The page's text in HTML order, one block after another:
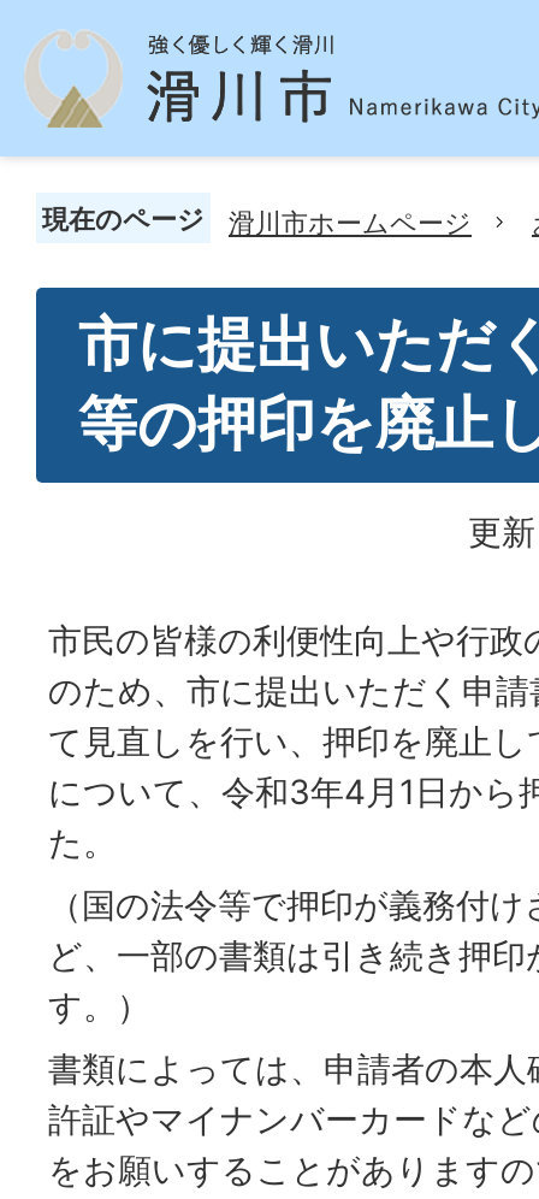
現在のページ 滑川市ホームページ
市に提出いただ
等の押印を廃止
更
市民の皆様の利便性向上や行
のため、市に提出いただく申
て見直しを行い、押印を廃止
について、令和3年4月1日から
た。
（国の法令等で押印が義務付
ど、一部の書類は引き続き押
す。）
書類によっては、申請者の本
許証やマイナンバーカードな
をお願いすることがあります